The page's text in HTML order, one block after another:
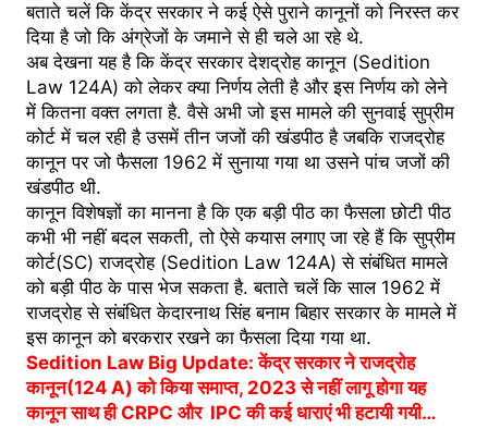
बताते चलें कि केंद्र सरकार ने कई ऐसे पुराने कानूनों को निरस्त कर
दिया है जो कि अंग्रेजों के जमाने से ही चले आ रहे थे.
अब देखना यह है कि केंद्र सरकार देशद्रोह कानून (Sedition
Law 124A) को लेकर क्या निर्णय लेती है और इस निर्णय को लेने
में कितना वक्त लगता है. वैसे अभी जो इस मामले की सुनवाई सुप्रीम
कोर्ट में चल रही है उसमें तीन जजों की खंडपीठ है जबकि राजद्रोह
कानून पर जो फैसला 1962 में सुनाया गया था उसने पांच जजों की
खंडपीठ थी.
कानून विशेषज्ञों का मानना है कि एक बड़ी पीठ का फैसला छोटी पीठ
कभी भी नहीं बदल सकती, तो ऐसे कयास लगाए जा रहे हैं कि सुप्रीम
कोर्ट(SC) राजद्रोह (Sedition Law 124A) से संबंधित मामले
को बड़ी पीठ के पास भेज सकता है. बताते चलें कि साल 1962 में
राजद्रोह से संबंधित केदारनाथ सिंह बनाम बिहार सरकार के मामले में
इस कानून को बरकरार रखने का फैसला दिया गया था.
Sedition Law Big Update: केंद्र सरकार ने राजद्रोह
कानून(124 A) को किया समाप्त, 2023 से नहीं लागू होगा यह
कानून साथ ही CRPC और IPC की कई धाराएं भी हटायी गयी…